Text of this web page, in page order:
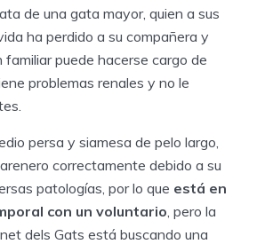
de una gata mayor, quien a sus
ha perdido a su compañera y
familiar puede hacerse cargo de
problemas renales y no le
persa y siamesa de pelo largo,
correctamente debido a su
patologías, por lo que está en
con un voluntario, pero la
dels Gats está buscando una